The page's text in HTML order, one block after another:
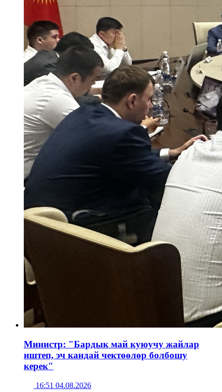
Министр: "Бардык май куюучу жайлар
иштеп, эч кандай чектөөлөр болбошу
керек"
16:51 04.08.2026